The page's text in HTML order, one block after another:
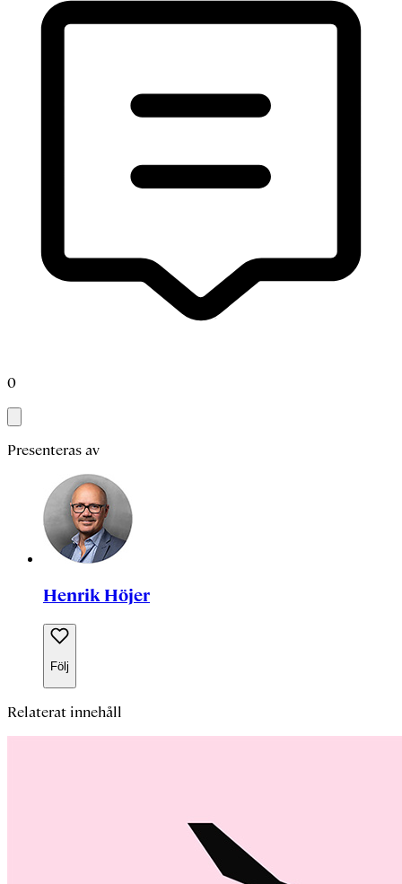
0
Presenteras av
Henrik Höjer
Följ
Relaterat innehåll